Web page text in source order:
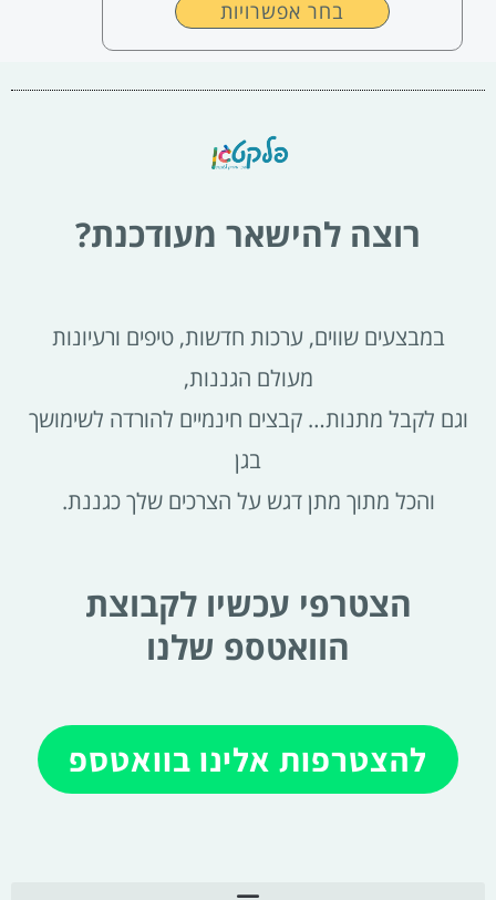
בחר אפשרויות
רוצה להישאר מעודכנת?
במבצעים שווים, ערכות חדשות, טיפים ורעיונות
מעולם הגננות,
וגם לקבל מתנות… קבצים חינמיים להורדה לשימושך
בגן
והכל מתוך מתן דגש על הצרכים שלך כגננת.
הצטרפי עכשיו לקבוצת
הוואטספ שלנו
להצטרפות אלינו בוואטספ